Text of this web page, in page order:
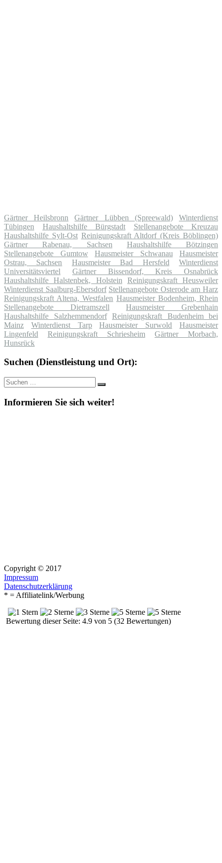
Gärtner Heilsbronn Gärtner Lübben (Spreewald)
Winterdienst
Tübingen
Haushaltshilfe Bürgstadt
Stellenangebote Kreuzau
Haushaltshilfe Sylt-Ost Reinigungskraft Altdorf (Kreis Böblingen)
Gärtner Rabenau, Sachsen
Haushaltshilfe Bötzingen
Stellenangebote Gumtow
Hausmeister Schwanau
Hausmeister
Ostrau, Sachsen
Hausmeister Bad Hersfeld
Winterdienst
Universitätsviertel
Gärtner Bissendorf, Kreis Osnabrück
Haushaltshilfe Halstenbek, Holstein
Reinigungskraft Heusweiler
Winterdienst Saalburg-Ebersdorf Stellenangebote Osterode am Harz
Reinigungskraft Altena, Westfalen Hausmeister Bodenheim, Rhein
Stellenangebote Dietramszell
Hausmeister Grebenhain
Haushaltshilfe Salzhemmendorf
Reinigungskraft Budenheim bei
Mainz
Winterdienst Tarp Hausmeister Surwold
Hausmeister
Lingenfeld
Reinigungskraft Schriesheim
Gärtner Morbach,
Hunsrück
Suchen (Dienstleistung und Ort):
Suche
nach:
Suchen
Informieren Sie sich weiter!
Copyright © 2017
Impressum
Datenschutzerklärung
* = Affiliatelink/Werbung
Bewertung dieser Seite: 4.9 von 5 (32 Bewertungen)